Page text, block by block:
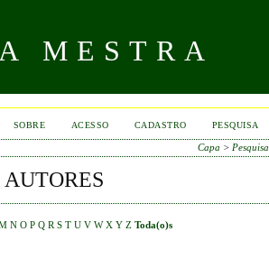
MESTRA
SOBRE ACESSO CADASTRO PESQUISA
Capa > Pesquisa
N O P Q R S T U V W X Y Z Toda(o)s